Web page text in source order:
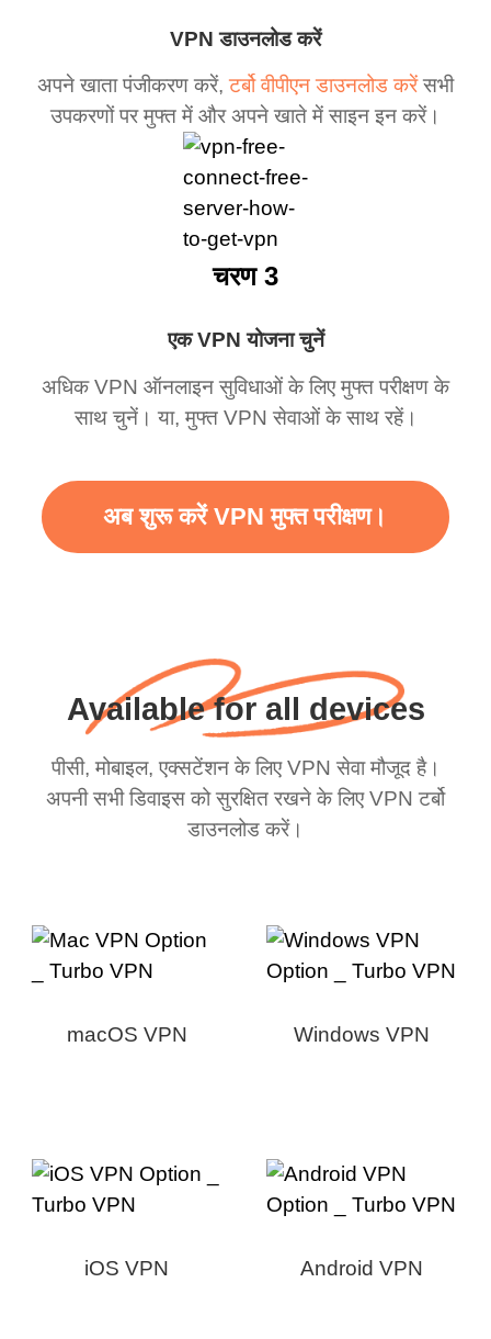
VPN डाउनलोड करें
अपने खाता पंजीकरण करें,टर्बो वीपीएन डाउनलोड करेंसभी
उपकरणों पर मुफ्त में और अपने खाते में साइन इन करें।
एक VPN योजना चुनें
अधिक VPN ऑनलाइन सुविधाओं के लिए मुफ्त परीक्षण के
साथ चुनें। या, मुफ्त VPN सेवाओं के साथ रहें।
चरण 3
अब शुरू करें VPN मुफ्त परीक्षण।
Available for all devices
पीसी, मोबाइल, एक्सटेंशन के लिए VPN सेवा मौजूद है।
अपनी सभी डिवाइस को सुरक्षित रखने के लिए VPN टर्बो
डाउनलोड करें।
macOS VPN Windows VPN
iOS VPN Android VPN